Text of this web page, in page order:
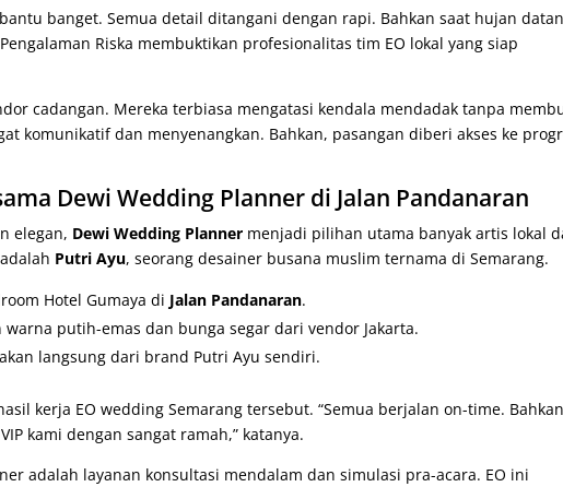
banget. Semua detail ditangani dengan rapi. Bahkan saat hujan
Riska membuktikan profesionalitas tim EO lokal yang siap
cadangan. Mereka terbiasa mengatasi kendala mendadak tanpa
komunikatif dan menyenangkan. Bahkan, pasangan diberi akses ke
Dewi Wedding Planner di Jalan Pandanaran
elegan, Dewi Wedding Planner menjadi pilihan utama banyak artis lokal
Putri Ayu, seorang desainer busana muslim ternama di Semarang.
Hotel Gumaya di Jalan Pandanaran.
putih-emas dan bunga segar dari vendor Jakarta.
langsung dari brand Putri Ayu sendiri.
kerja EO wedding Semarang tersebut. “Semua berjalan on-time. Bahkan
kami dengan sangat ramah,” katanya.
adalah layanan konsultasi mendalam dan simulasi pra-acara. EO ini